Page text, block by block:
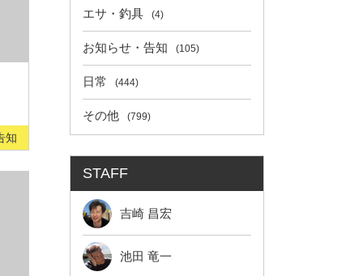
知
エサ・釣具 (4)
お知らせ・告知 (105)
日常 (444)
その他 (799)
STAFF
吉崎 昌宏
池田 竜一